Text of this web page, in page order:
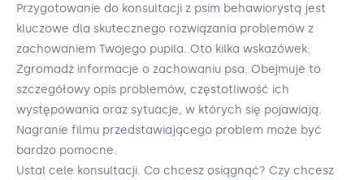
Przygotowanie do konsultacji z psim behawiorystą jest
kluczowe dla skutecznego rozwiązania problemów z
zachowaniem Twojego pupila. Oto kilka wskazówek:
Zgromadź informacje o zachowaniu psa. Obejmuje to
szczegółowy opis problemów, częstotliwość ich
występowania oraz sytuacje, w których się pojawiają.
Nagranie filmu przedstawiającego problem może być
bardzo pomocne.
Ustal cele konsultacji. Co chcesz osiągnąć? Czy chcesz